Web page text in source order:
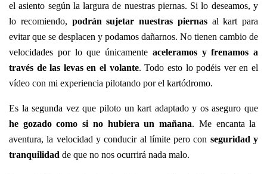
el asiento según la largura de nuestras piernas. Si lo deseamos, y
lo recomiendo, podrán sujetar nuestras piernasal kart para
evitar que se desplacen y podamos dañarnos. No tienen cambio de
velocidades por lo que únicamente aceleramos y frenamos a
través de las levas en el volante. Todo esto lo podéis ver en el
vídeo con mi experiencia pilotando por el kartódromo.
Es la segunda vez que piloto un kart adaptado y os aseguro que
he gozado como si no hubiera un mañana. Me encanta la
aventura, la velocidad y conducir al límite pero con seguridad y
tranquilidad de que no nos ocurrirá nada malo.